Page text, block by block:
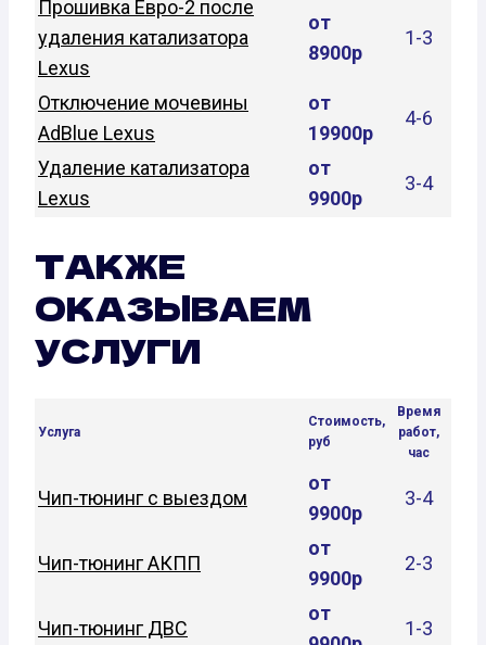
Прошивка Евро-2 после
удаления катализатора
Lexus
от
8900р
1-3
Отключение мочевины
AdBlue Lexus
от
19900р
4-6
Удаление катализатора
Lexus
от
9900р
3-4
ТАКЖЕ
ОКАЗЫВАЕМ
УСЛУГИ
Услуга
Стоимость,
руб
Время
работ,
час
Чип-тюнинг с выездом
от
9900р
3-4
Чип-тюнинг АКПП
от
9900р
2-3
Чип-тюнинг ДВС
от
1-3